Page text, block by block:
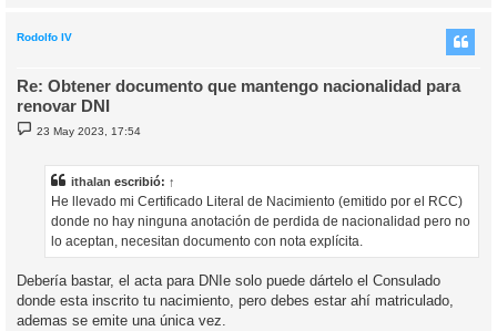
Rodolfo IV
Re: Obtener documento que mantengo nacionalidad para
renovar DNI
M23 May 2023, 17:54
ithalan escribió: ↑
He llevado mi Certificado Literal de Nacimiento (emitido por el RCC)
donde no hay ninguna anotación de perdida de nacionalidad pero no
lo aceptan, necesitan documento con nota explícita.
Debería bastar, el acta para DNIe solo puede dártelo el Consulado
donde esta inscrito tu nacimiento, pero debes estar ahí matriculado,
ademas se emite una única vez.